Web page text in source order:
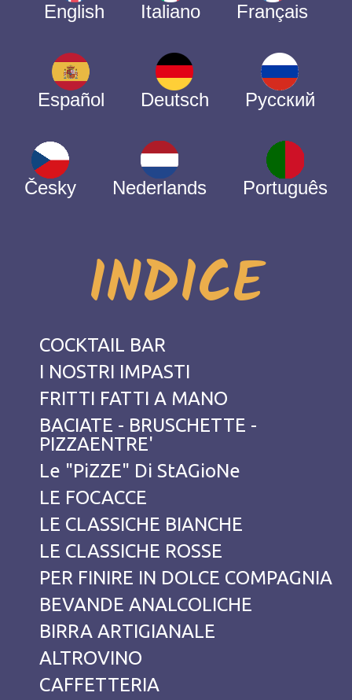
English Italiano Français
Español Deutsch Русский
Česky Nederlands Português
INDICE
COCKTAIL BAR
I NOSTRI IMPASTI
FRITTI FATTI A MANO
BACIATE - BRUSCHETTE -
PIZZAENTRE'
Le "PiZZE" Di StAGioNe
LE FOCACCE
LE CLASSICHE BIANCHE
LE CLASSICHE ROSSE
PER FINIRE IN DOLCE COMPAGNIA
BEVANDE ANALCOLICHE
BIRRA ARTIGIANALE
ALTROVINO
CAFFETTERIA